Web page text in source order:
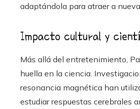
adaptándola para atraer a
Impacto cultural y
Más allá del entretenimiento,
huella en la ciencia.
resonancia magnética han
estudiar respuestas cerebrales